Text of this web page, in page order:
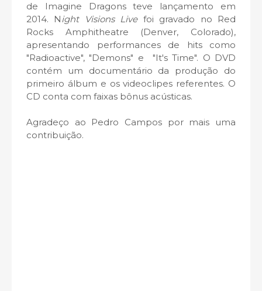
de Imagine Dragons teve lançamento em
2014. Night Visions Livefoi gravado no Red
Rocks Amphitheatre (Denver, Colorado),
apresentando performances de hits como
"Radioactive", "Demons" e "It's Time". O DVD
contém um documentário da produção do
primeiro álbum e os videoclipes referentes. O
CD conta com faixas bônus acústicas.
Agradeço ao Pedro Campos por mais uma
contribuição.